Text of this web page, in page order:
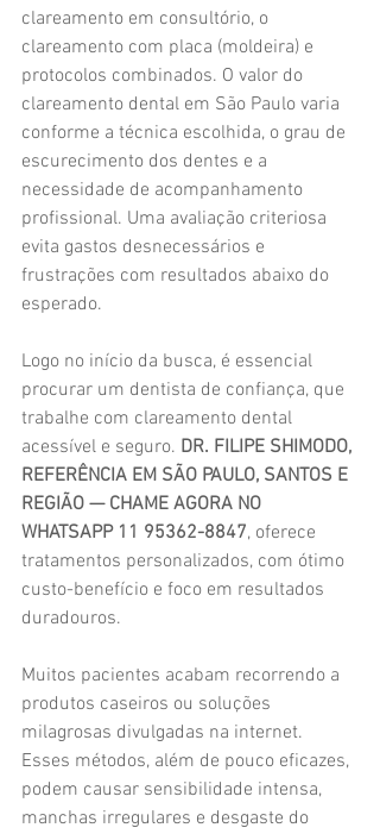
clareamento em consultório, o
clareamento com placa (moldeira) e
protocolos combinados. O valor do
clareamento dental em São Paulo varia
conforme a técnica escolhida, o grau de
escurecimento dos dentes e a
necessidade de acompanhamento
profissional. Uma avaliação criteriosa
evita gastos desnecessários e
frustrações com resultados abaixo do
esperado.
Logo no início da busca, é essencial
procurar um dentista de confiança, que
trabalhe com clareamento dental
acessível e seguro. DR. FILIPE SHIMODO,
REFERÊNCIA EM SÃO PAULO, SANTOS E
REGIÃO — CHAME AGORA NO
WHATSAPP 11 95362-8847, oferece
tratamentos personalizados, com ótimo
custo-benefício e foco em resultados
duradouros.
Muitos pacientes acabam recorrendo a
produtos caseiros ou soluções
milagrosas divulgadas na internet.
Esses métodos, além de pouco eficazes,
podem causar sensibilidade intensa,
manchas irregulares e desgaste do